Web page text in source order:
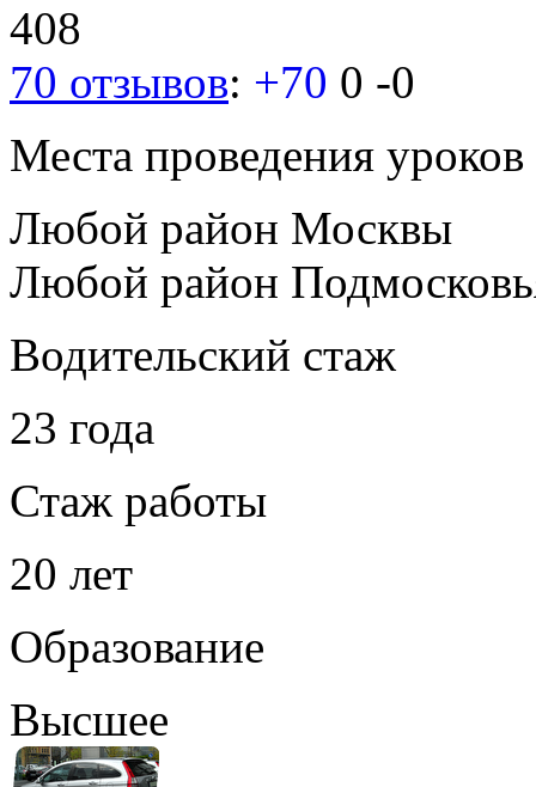
408
70 отзывов: +70 0 -0
Места проведения уроков
Любой район Москвы
Любой район
Водительский стаж
23 года
Стаж работы
20 лет
Образование
Высшее